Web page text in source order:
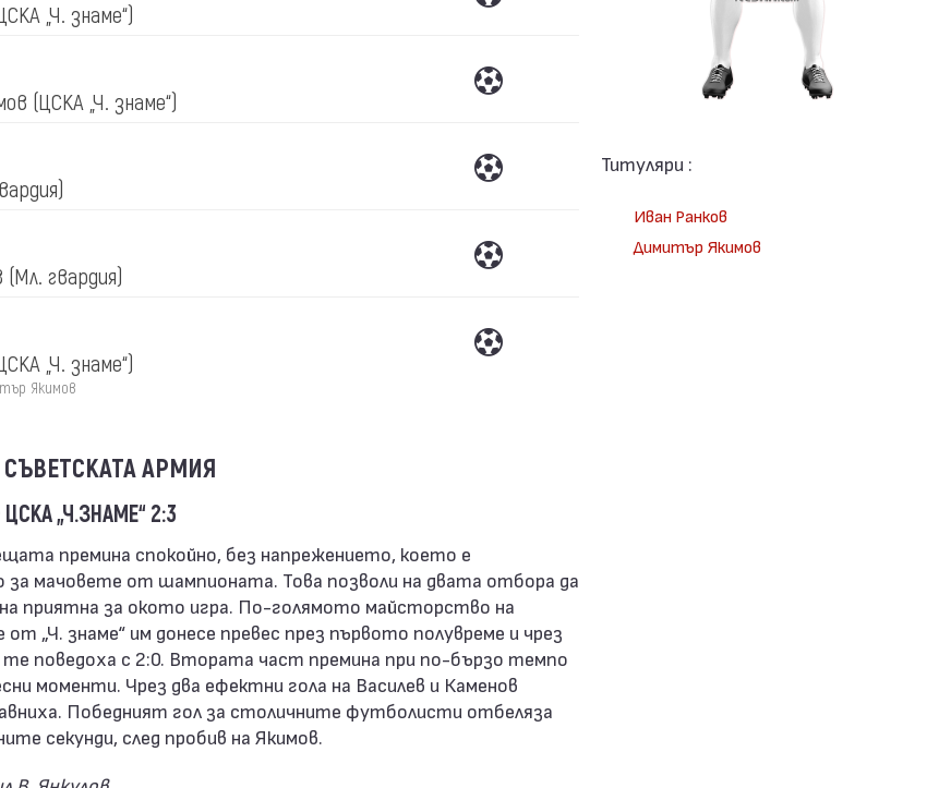
„Ч. знаме“)
(ЦСКА „Ч. знаме“)
(Мл. гвардия)
„Ч. знаме“)
Якимов
СЪВЕТСКАТА АРМИЯ
„Ч.ЗНАМЕ“ 2:3
за мачовете от шампионата. Това позволи на двата отбора да
приятна за окото игра. По-голямото майсторство на
„Ч. знаме“ им донесе превес през първото полувреме и чрез
те поведоха с 2:0. Втората част премина при по-бързо темпо
моменти. Чрез два ефектни гола на Василев и Каменов
Победният гол за столичните футболисти отбеляза
секунди, след пробив на Якимов.
Титуляри :
Иван Ранков
Димитър Якимов